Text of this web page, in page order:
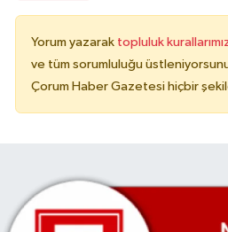
Yorum yazarak topluluk
ve tüm sorumluluğu
Çorum Haber Gazetesi hiçbir